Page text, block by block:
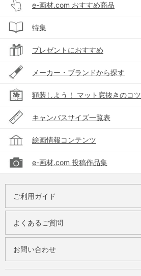
e-画材.com おすすめ商品
特集
プレゼントにおすすめ
メーカー・ブランドから探す
額装しよう！ マット窓抜きのコツ
キャンバスサイズ一覧表
絵画情報コンテンツ
e-画材.com 投稿作品集
ご利用ガイド
よくあるご質問
お問い合わせ